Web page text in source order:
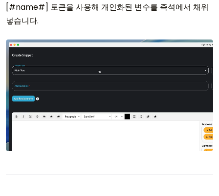
[#name#] 토큰을 사용해 개인화된 변수를 즉석에서 채워
넣습니다.